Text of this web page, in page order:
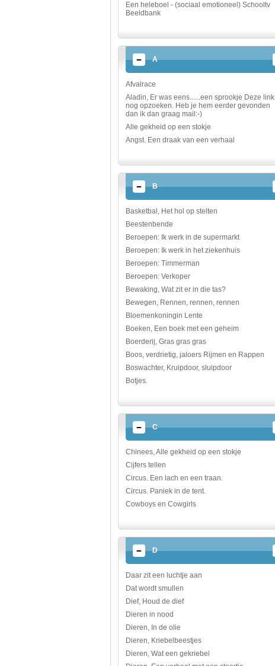
Een heleboel - (sociaal emotioneel) Schooltv
Beeldbank
A
Afvalrace
Aladin, Er was eens......een sprookje Deze link
nog opzoeken. Heb je hem eerder gevonden
dan ik dan graag mail:-)
Alle gekheid op een stokje
Angst. Een draak van een verhaal
B
Basketbal, Het hol op stelten
Beestenbende
Beroepen: Ik werk in de supermarkt
Beroepen: Ik werk in het ziekenhuis
Beroepen: Timmerman
Beroepen: Verkoper
Bewaking, Wat zit er in die tas?
Bewegen, Rennen, rennen, rennen
Bloemenkoningin Lente
Boeken, Een boek met een geheim
Boerderij, Gras gras gras
Boos, verdrietig, jaloers Rijmen en Rappen
Boswachter, Kruipdoor, sluipdoor
Botjes.
C
Chinees, Alle gekheid op een stokje
Cijfers tellen
Circus. Een lach en een traan.
Circus. Paniek in de tent.
Cowboys en Cowgirls
D
Daar zit een luchtje aan
Dat wordt smullen
Dief, Houd de dief
Dieren in nood
Dieren, In de olie
Dieren, Kriebelbeestjes
Dieren, Wat een gekriebel